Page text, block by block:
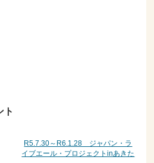
ト
R5.7.30～R6.1.28 ジャパン・ラ
イブエール・プロジェクトinあきた